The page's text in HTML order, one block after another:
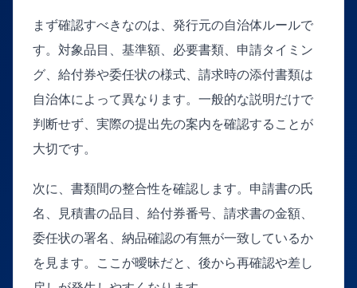
まず確認すべきなのは、発行元の自治体ルールで
す。対象品目、基準額、必要書類、申請タイミン
グ、給付券や委任状の様式、請求時の添付書類は
自治体によって異なります。一般的な説明だけで
判断せず、実際の提出先の案内を確認することが
大切です。
次に、書類間の整合性を確認します。申請書の氏
名、見積書の品目、給付券番号、請求書の金額、
委任状の署名、納品確認の有無が一致しているか
を見ます。ここが曖昧だと、後から再確認や差し